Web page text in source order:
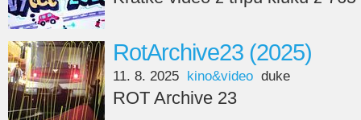
RotArchive23 (2025)
11. 8. 2025 kino&video duke
ROT Archive 23